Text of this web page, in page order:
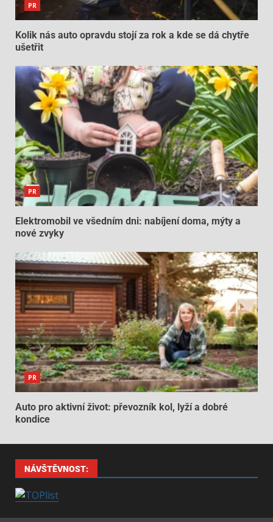
PR
Kolik nás auto opravdu stojí za rok a kde se dá chytře
ušetřit
PR
Elektromobil ve všedním dni: nabíjení doma, mýty a
nové zvyky
PR
Auto pro aktivní život: převozník kol, lyží a dobré
kondice
NÁVŠTĚVNOST: